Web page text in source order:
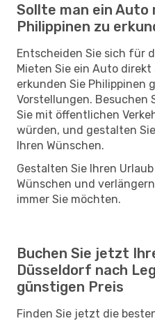
Sollte man ein Auto
Philippinen zu
Entscheiden Sie sich für
Mieten Sie ein Auto
erkunden Sie Philippinen
Vorstellungen. Besuchen
Sie mit öffentlichen
würden, und gestalten
Ihren Wünschen.
Gestalten Sie Ihren
Wünschen und
immer Sie möchten.
Buchen Sie jetzt
Düsseldorf nach
günstigen Preis
Finden Sie jetzt die